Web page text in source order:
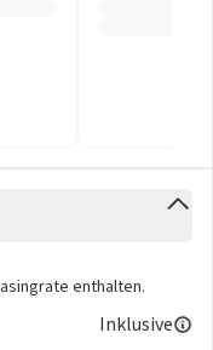
enthalten.
Inklusive